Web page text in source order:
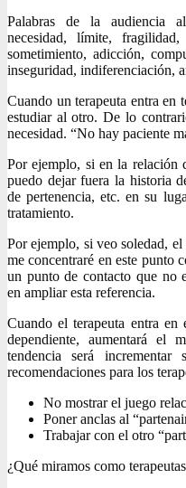
Palabras de la audiencia
necesidad, límite,
sometimiento, adicción,
inseguridad, indiferenciación,
Cuando un terapeuta entra en
estudiar al otro. De lo
necesidad. “No hay paciente
Por ejemplo, si en la relación
puedo dejar fuera la historia
de pertenencia, etc. en su
tratamiento.
Por ejemplo, si veo soledad,
me concentraré en este punto
un punto de contacto que no
en ampliar esta referencia.
Cuando el terapeuta entra en
dependiente, aumentará
tendencia será
recomendaciones para los
No mostrar el juego
Poner anclas al
Trabajar con el otro
¿Qué miramos como